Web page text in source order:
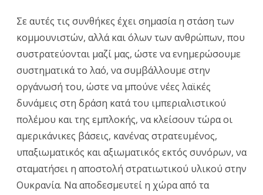
Σε αυτές τις συνθήκες έχει σημασία η στάση των
κομμουνιστών, αλλά και όλων των ανθρώπων, που
συστρατεύονται μαζί μας, ώστε να ενημερώσουμε
συστηματικά το λαό, να συμβάλλουμε στην
οργάνωσή του, ώστε να μπούνε νέες λαϊκές
δυνάμεις στη δράση κατά του ιμπεριαλιστικού
πολέμου και της εμπλοκής, να κλείσουν τώρα οι
αμερικάνικες βάσεις, κανένας στρατευμένος,
υπαξιωματικός και αξιωματικός εκτός συνόρων, να
σταματήσει η αποστολή στρατιωτικού υλικού στην
Ουκρανία. Να αποδεσμευτεί η χώρα από τα